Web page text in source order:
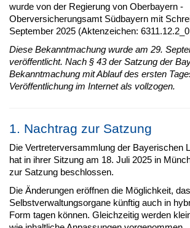
wurde von der Regierung von Oberbayern -
Oberversicherungsamt Südbayern mit
September 2025 (Aktenzeichen:
Diese Bekanntmachung wurde am 29.
veröffentlicht. Nach § 43 der Satzung der
Bekanntmachung mit Ablauf des ersten
Veröffentlichung im Internet als vollzogen.
1. Nachtrag zur Satzung
Die Vertreterversammlung der Bayerischen
hat in ihrer Sitzung am 18. Juli 2025 in
zur Satzung beschlossen.
Die Änderungen eröffnen die Möglichkeit,
Selbstverwaltungsorgane künftig auch in
Form tagen können. Gleichzeitig werden